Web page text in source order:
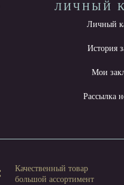
ЛИЧНЫЙ
Личный
История
Мои
Рассылка
Качественный товар
большой ассортимент